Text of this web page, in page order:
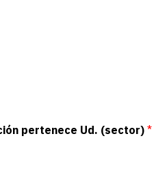
pertenece Ud. (sector)*